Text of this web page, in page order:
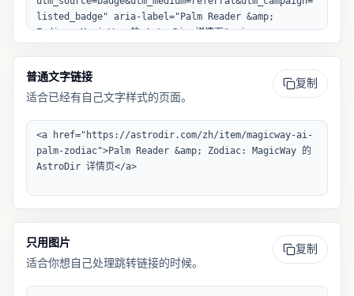
普通文字链接
适合已经有自己文字样式的页面。
复制
只用图片
适合你想自己处理跳转链接的时候。
复制